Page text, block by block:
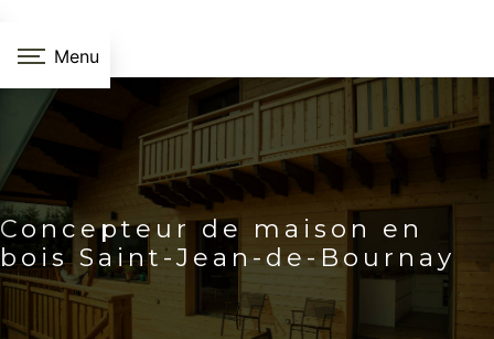
Menu
Concepteur de maison en
bois Saint-Jean-de-Bournay